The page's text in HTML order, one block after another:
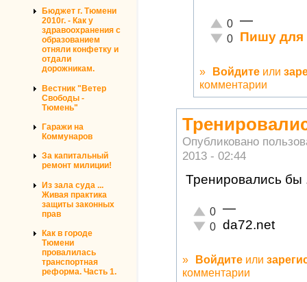
Бюджет г. Тюмени
2010г. - Как у
здравоохранения с
образованием
отняли конфетку и
отдали
дорожникам.
Вестник "Ветер
Свободы -
Тюмень"
Гаражи на
Коммунаров
За капитальный
ремонт милиции!
Из зала суда ...
Живая практика
защиты законных
прав
Как в городе
Тюмени
провалилась
транспортная
реформа. Часть 1.
Отлично!
0
Неадекватно!
0
—
Пишу для
» Войдите или
комментарии
Опубликовано
2013 - 02:44
Тренировались бы
Отлично!
0
Неадекватно!
0
—
da72.net
» Войдите или
комментарии